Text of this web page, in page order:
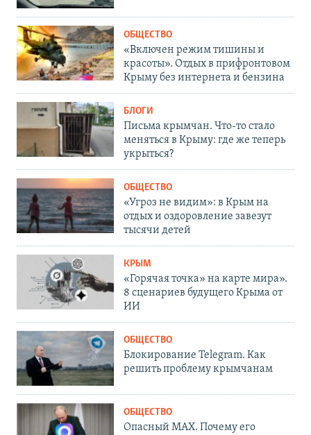
ОБЩЕСТВО
«Включен режим тишины и
красоты». Отдых в прифронтовом
Крыму без интернета и бензина
БЛОГИ
Письма крымчан. Что-то стало
меняться в Крыму: где же теперь
укрыться?
ОБЩЕСТВО
«Угроз не видим»: в Крым на
отдых и оздоровление завезут
тысячи детей
КРЫМ
«Горячая точка» на карте мира».
8 сценариев будущего Крыма от
ИИ
ОБЩЕСТВО
Блокирование Telegram. Как
решить проблему крымчанам
ОБЩЕСТВО
Опасный MAX. Почему его